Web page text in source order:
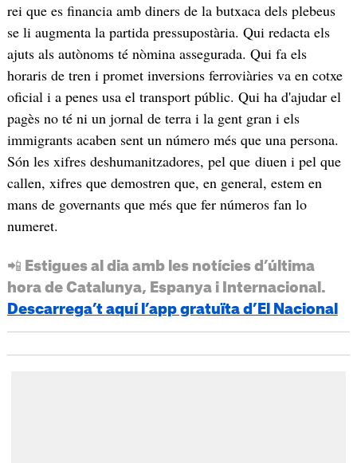
rei que es financia amb diners de la butxaca dels plebeus
se li augmenta la partida pressupostària. Qui redacta els
ajuts als autònoms té nòmina assegurada. Qui fa els
horaris de tren i promet inversions ferroviàries va en cotxe
oficial i a penes usa el transport públic. Qui ha d'ajudar el
pagès no té ni un jornal de terra i la gent gran i els
immigrants acaben sent un número més que una persona.
Són les xifres deshumanitzadores, pel que diuen i pel que
callen, xifres que demostren que, en general, estem en
mans de governants que més que fer números fan lo
numeret.
📲 Estigues al dia amb les notícies d’última
hora de Catalunya, Espanya i Internacional.
Descarrega’t aquí l’app gratuïta d’El Nacional